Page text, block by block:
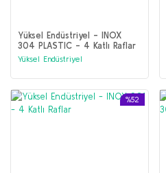
Yüksel Endüstriyel - INOX
304 PLASTIC - 4 Katlı Raflar
Yüksel Endüstriyel
%52